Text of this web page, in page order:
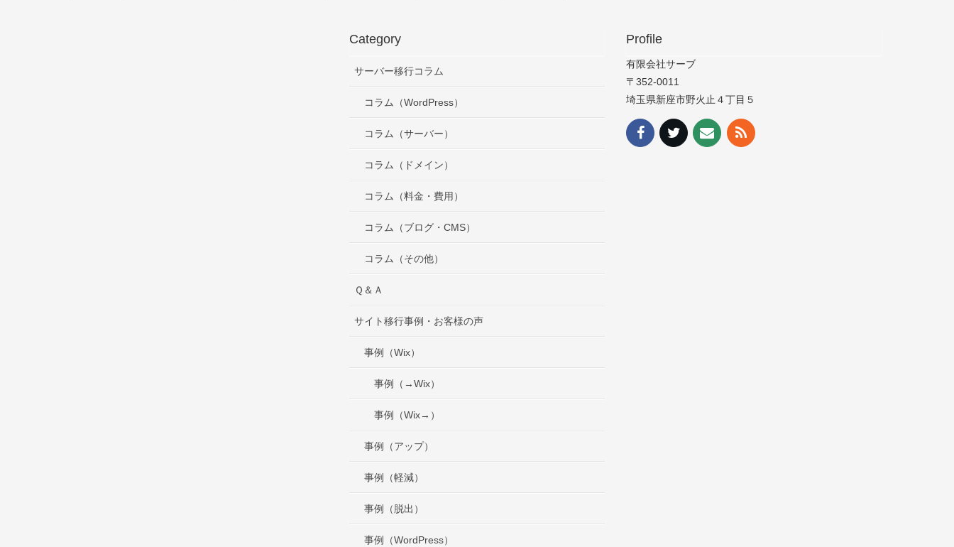
Category
サーバー移行コラム
コラム（WordPress）
コラム（サーバー）
コラム（ドメイン）
コラム（料金・費用）
コラム（ブログ・CMS）
コラム（その他）
Ｑ＆Ａ
サイト移行事例・お客様の声
事例（Wix）
事例（→Wix）
事例（Wix→）
事例（アップ）
事例（軽減）
事例（脱出）
事例（WordPress）
Profile
有限会社サーブ
〒352-0011
埼玉県新座市野火止４丁目５